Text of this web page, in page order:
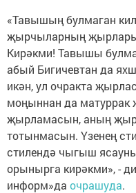
«Тавышың булмаган
җырчыларның
Кирәкми! Тавышы
абый Бигичевтан да
икән, ул очракта
моңыннан да матуррак
җырламасын, аның
тотынмасын. Үзенең
стилендә чыгыш
орынырга кирәкми», -
информ»да очрашуда.